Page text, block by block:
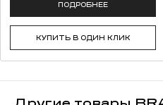
ПОДРОБНЕЕ
КУПИТЬ В ОДИН КЛИК